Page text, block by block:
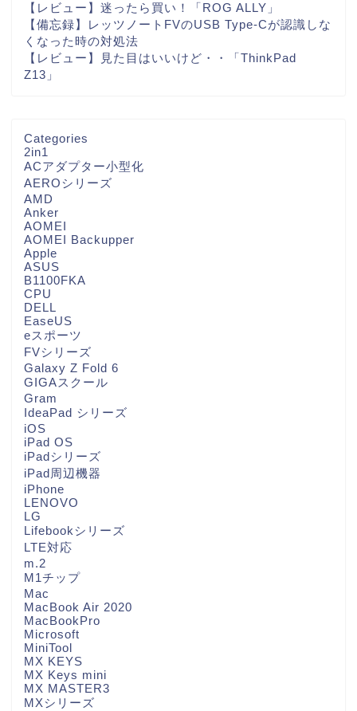
【レビュー】迷ったら買い！「ROG ALLY」
【備忘録】レッツノートFVのUSB Type-Cが認識しな
くなった時の対処法
【レビュー】見た目はいいけど・・「ThinkPad
Z13」
Categories
2in1
ACアダプター小型化
AEROシリーズ
AMD
Anker
AOMEI
AOMEI Backupper
Apple
ASUS
B1100FKA
CPU
DELL
EaseUS
eスポーツ
FVシリーズ
Galaxy Z Fold 6
GIGAスクール
Gram
IdeaPad シリーズ
iOS
iPad OS
iPadシリーズ
iPad周辺機器
iPhone
LENOVO
LG
Lifebookシリーズ
LTE対応
m.2
M1チップ
Mac
MacBook Air 2020
MacBookPro
Microsoft
MiniTool
MX KEYS
MX Keys mini
MX MASTER3
MXシリーズ